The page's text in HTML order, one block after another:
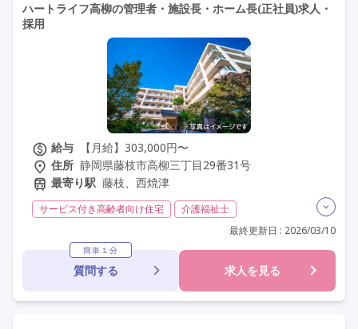
ハートライフ高柳の管理者・施設長・ホーム長(正社員)求人・
採用
給与
【月給】303,000円〜
住所 静岡県藤枝市高柳三丁目29番31号
最寄り駅 藤枝、西焼津
サービス付き高齢者向け住宅
介護福祉士
初任者研修(ヘルパー2級)
残業月20時間以内 常勤
社会保険完備
交通費支給
年間休日110日以上
学歴不問
定年65歳以上
車通勤可
最終更新日 : 2026/03/10
簡単１分
質問する 求人を見る